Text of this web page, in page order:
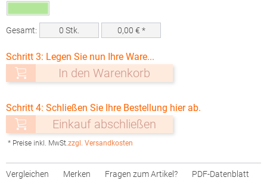
Gesamt: 0 Stk. 0,00 € *
Schritt 3: Legen Sie nun Ihre Ware...
In den Warenkorb
Schritt 4: Schließen Sie Ihre Bestellung hier ab.
Einkauf abschließen
* Preise inkl. MwSt.zzgl. Versandkosten
Vergleichen Merken Fragen zum Artikel? PDF-Datenblatt